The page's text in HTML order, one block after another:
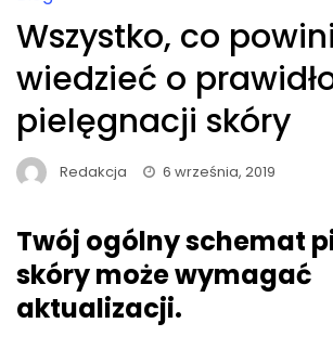
Wszystko, co
wiedzieć o
pielęgnacji skóry
Redakcja 6 września, 2019
Twój ogólny schemat
skóry może wymagać
aktualizacji.